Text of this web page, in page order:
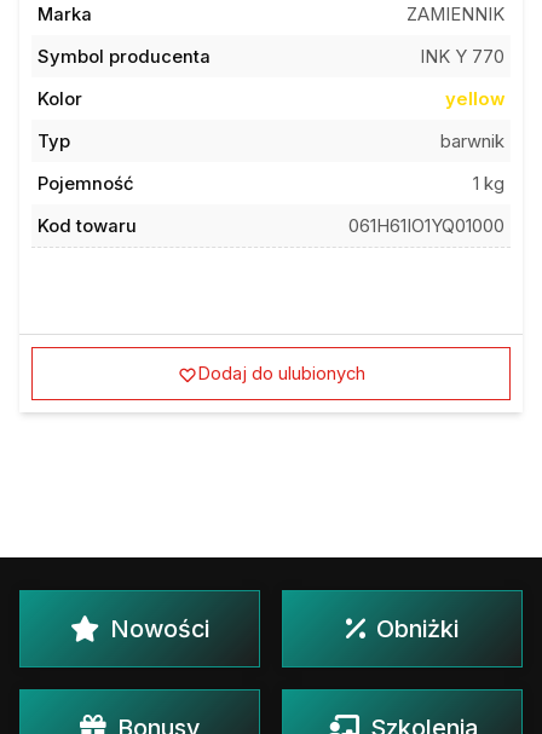
Symbol producenta
INK Y 770
Kolor
yellow
Typ
barwnik
Pojemność
1 kg
Kod towaru
061H61IO1YQ01000
Dodaj do ulubionych
Nowości Obniżki
Bonusy Szkolenia